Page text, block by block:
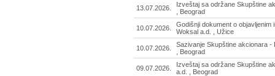
13.07.2026.
Izveštaj sa održane Skupštine
, Beograd
10.07.2026.
Godišnji dokument o objavljenim
Woksal a.d. , Užice
10.07.2026.
Sazivanje Skupštine akcionara -
, Beograd
09.07.2026.
Izveštaj sa održane Skupštine
a.d. , Beograd